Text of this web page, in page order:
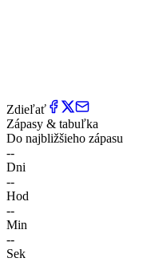
Zdieľať
Zápasy & tabuľka
Do najbližšieho zápasu
--
Dni
--
Hod
--
Min
--
Sek